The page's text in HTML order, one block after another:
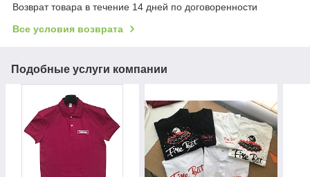
Возврат товара в течение 14 дней по договоренности
Все условия возврата
Подобные услуги компании